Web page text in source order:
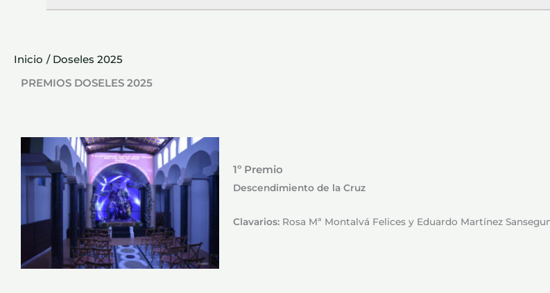
Inicio
Doseles 2025
PREMIOS DOSELES 2025
1º Premio
Descendimiento de la Cruz
Clavarios:Rosa Mª Montalvá Felices y Eduardo Martínez